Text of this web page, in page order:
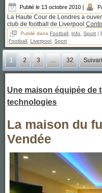
Publié le 13 octobre 2010
La Haute Cour de Londres a
club de football de Liverpool
Publié dans Football Info ,Sport |
Football , Liverpool ,Sport
1 2 3 … 32
Une maison équipée de
technologies
La maison du
Vendée